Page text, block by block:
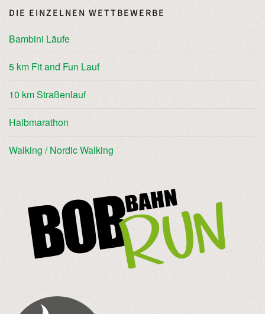
DIE EINZELNEN WETTBEWERBE
Bambini Läufe
5 km Fit and Fun Lauf
10 km Straßenlauf
Halbmarathon
Walking / Nordic Walking